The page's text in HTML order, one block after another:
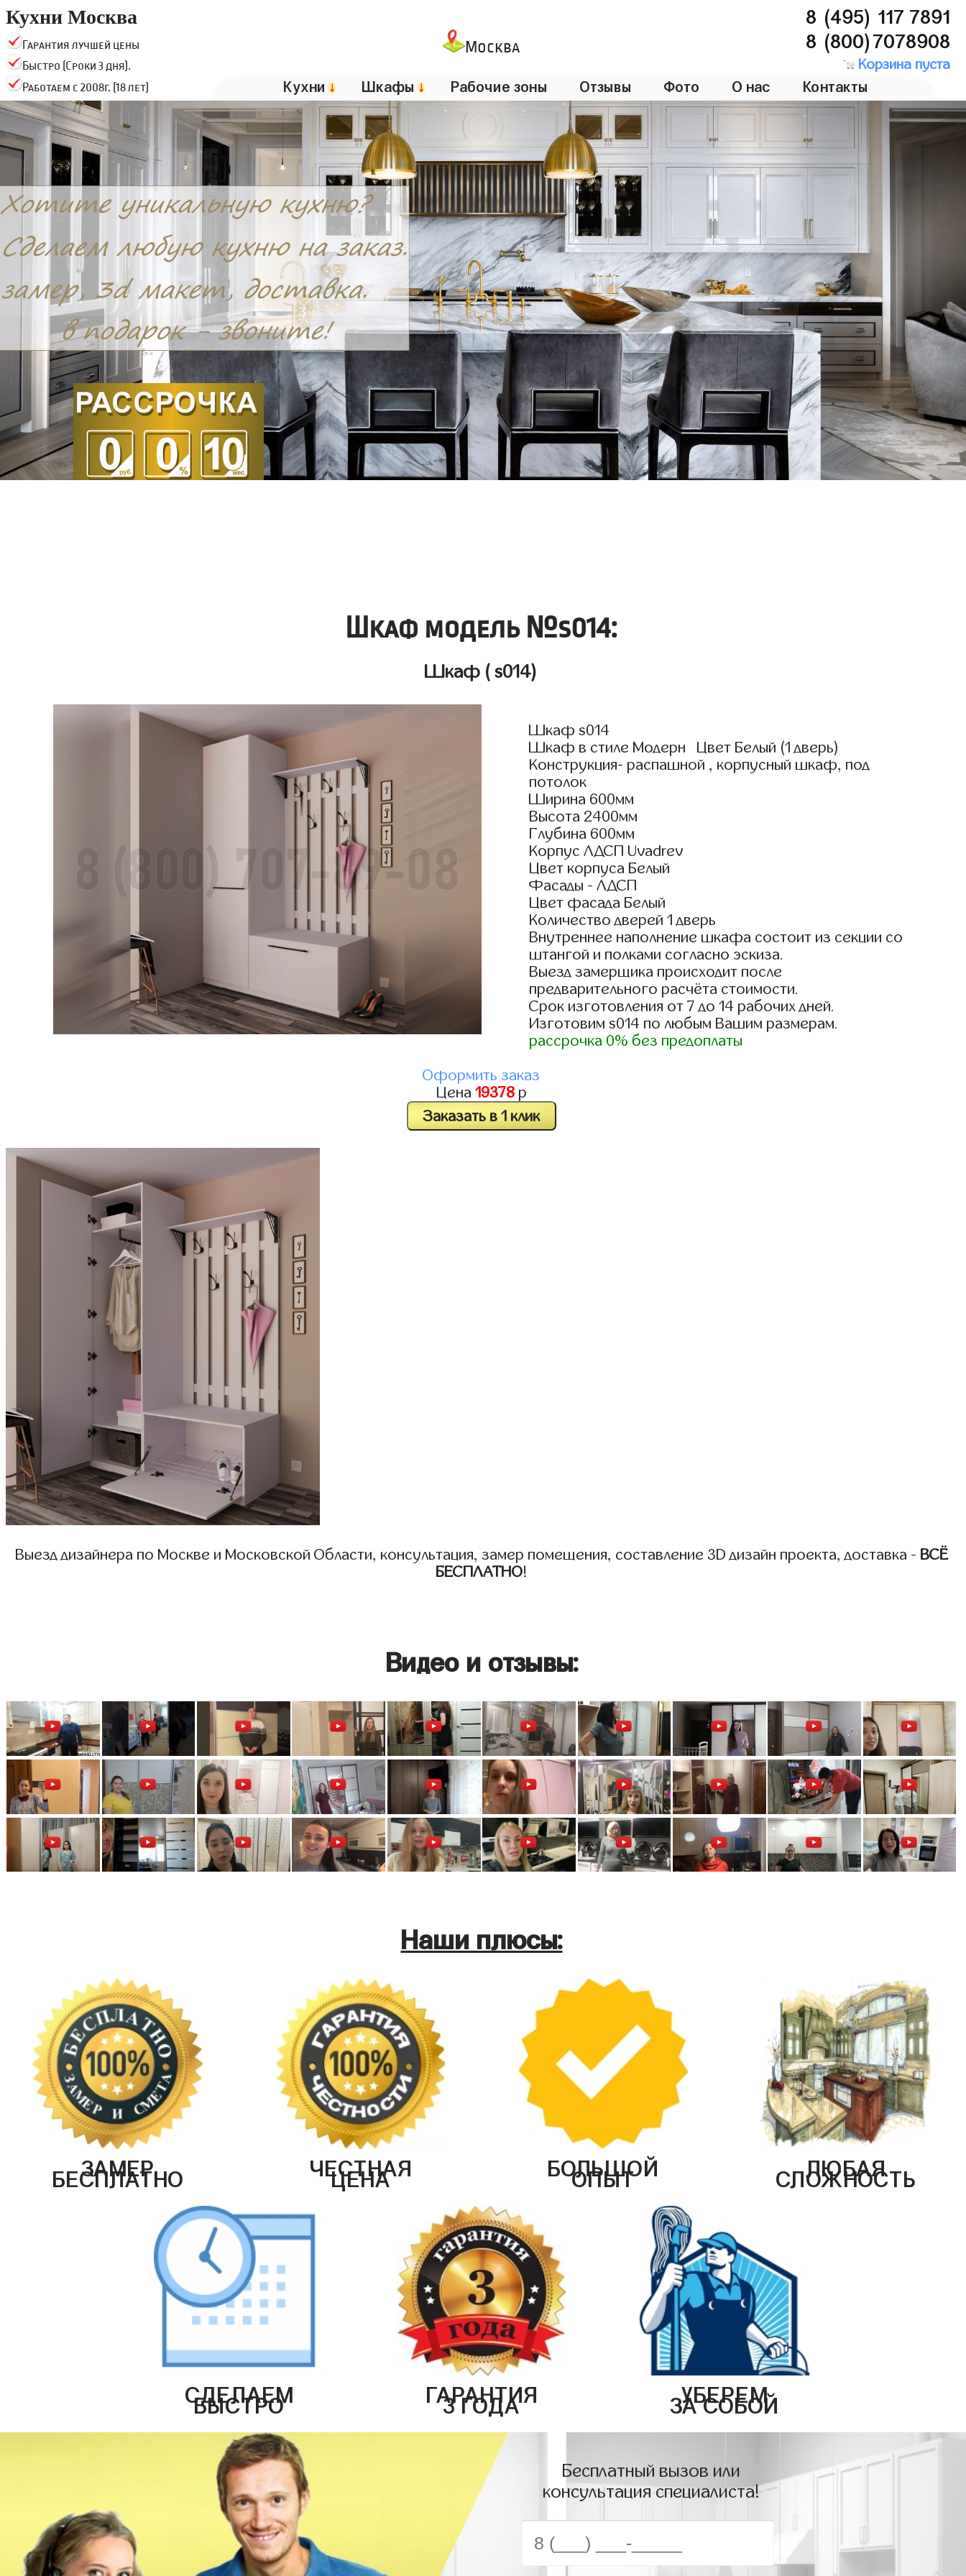
Кухни Москва
Гарантия лучшей цены
Быстро (Сроки 3 дня).
Работаем с 2008г. (18 лет)
Москва
8 (495) 117 7891
8 (800)7078908
Корзина пуста
Кухни↓ Шкафы↓ Рабочие зоны Отзывы Фото О нас Контакты
Шкаф модель №s014:
Шкаф ( s014)
Шкаф s014
Шкаф в стиле Модерн Цвет Белый (1 дверь)
Конструкция- распашной , корпусный шкаф, под
потолок
Ширина 600мм
Высота 2400мм
Глубина 600мм
Корпус ЛДСП Uvadrev
Цвет корпуса Белый
Фасады - ЛДСП
Цвет фасада Белый
Количество дверей 1 дверь
Внутреннее наполнение шкафа состоит из секции со
штангой и полками согласно эскиза.
Выезд замерщика происходит после
предварительного расчёта стоимости.
Срок изготовления от 7 до 14 рабочих дней.
Изготовим s014 по любым Вашим размерам.
рассрочка 0% без предоплаты
Оформить заказ
Цена 19378р
Заказать в 1 клик
Выезд дизайнера по Москве и Московской Области, консультация, замер помещения, составление 3D дизайн проекта, доставка - ВСЁ
БЕСПЛАТНО!
Видео и отзывы:
Наши плюсы:
ЗАМЕР
БЕСПЛАТНО ЧЕСТНАЯ
ЦЕНА БОЛЬШОЙ
ОПЫТ ЛЮБАЯ
СЛОЖНОСТЬ
СДЕЛАЕМ
БЫСТРО ГАРАНТИЯ
3 ГОДА УБЕРЕМ
ЗА СОБОЙ
Бесплатный вызов или
консультация специалиста!